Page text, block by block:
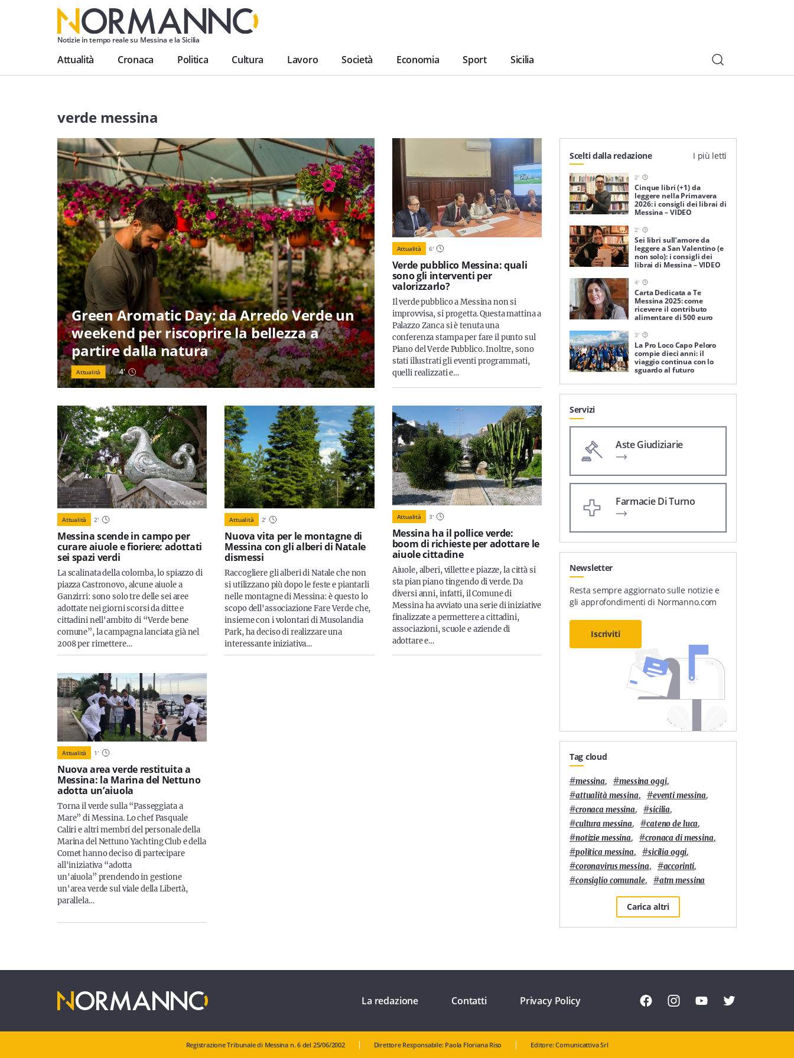
Notizie in tempo reale su Messina e la Sicilia
Attualità Cronaca Politica Cultura Lavoro Società Economia Sport Sicilia
verde messina
Green Aromatic Day: da Arredo Verde un
weekend per riscoprire la bellezza a
partire dalla natura
Attualità 4'
Attualità 6'
Verde pubblico Messina: quali
sono gli interventi per
valorizzarlo?
Il verde pubblico a Messina non si
improvvisa, si progetta. Questa mattina a
Palazzo Zanca si è tenuta una
conferenza stampa per fare il punto sul
Piano del Verde Pubblico. Inoltre, sono
stati illustrati gli eventi programmati,
quelli realizzati e…
Attualità 2'
Messina scende in campo per
curare aiuole e fioriere: adottati
sei spazi verdi
La scalinata della colomba, lo spiazzo di
piazza Castronovo, alcune aiuole a
Ganzirri: sono solo tre delle sei aree
adottate nei giorni scorsi da ditte e
cittadini nell'ambito di “Verde bene
comune”, la campagna lanciata già nel
2008 per rimettere…
Attualità 2'
Nuova vita per le montagne di
Messina con gli alberi di Natale
dismessi
Raccogliere gli alberi di Natale che non
si utilizzano più dopo le feste e piantarli
nelle montagne di Messina: è questo lo
scopo dell'associazione Fare Verde che,
insieme con i volontari di Musolandia
Park, ha deciso di realizzare una
interessante iniziativa…
Attualità 3'
Messina ha il pollice verde:
boom di richieste per adottare le
aiuole cittadine
Aiuole, alberi, villette e piazze, la città si
sta pian piano tingendo di verde. Da
diversi anni, infatti, il Comune di
Messina ha avviato una serie di iniziative
finalizzate a permettere a cittadini,
associazioni, scuole e aziende di
adottare e…
Attualità 1'
Nuova area verde restituita a
Messina: la Marina del Nettuno
adotta un’aiuola
Torna il verde sulla “Passeggiata a
Mare” di Messina. Lo chef Pasquale
Caliri e altri membri del personale della
Marina del Nettuno Yachting Club e della
Comet hanno deciso di partecipare
all'iniziativa “adotta
un'aiuola” prendendo in gestione
un'area verde sul viale della Libertà,
parallela…
Scelti dalla redazione I più letti
2'
Cinque libri (+1) da
leggere nella Primavera
2026: i consigli dei librai di
Messina – VIDEO
2'
Sei libri sull’amore da
leggere a San Valentino (e
non solo): i consigli dei
librai di Messina – VIDEO
4'
Carta Dedicata a Te
Messina 2025: come
ricevere il contributo
alimentare di 500 euro
3'
La Pro Loco Capo Peloro
compie dieci anni: il
viaggio continua con lo
sguardo al futuro
Servizi
Aste Giudiziarie
Farmacie Di Turno
Newsletter
Resta sempre aggiornato sulle notizie e
gli approfondimenti di Normanno.com
Iscriviti
Tag cloud
#messina, #messina oggi,
#attualità messina, #eventi messina,
#cronaca messina, #sicilia,
#cultura messina, #cateno de luca,
#notizie messina, #cronaca di messina,
#politica messina, #sicilia oggi,
#coronavirus messina, #accorinti,
#consiglio comunale, #atm messina
Carica altri
La redazione Contatti Privacy Policy
Registrazione Tribunale di Messina n. 6 del 25/06/2002 Direttore Responsabile: Paola Floriana Riso Editore: Comunicattiva Srl